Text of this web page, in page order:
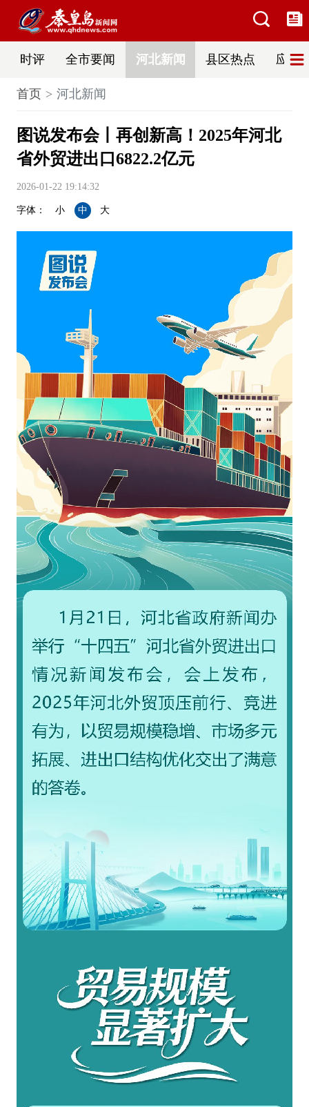
时评 全市要闻 河北新闻 县区热点 应急
首页 河北新闻
图说发布会丨再创新高！2025年河北
省外贸进出口6822.2亿元
2026-01-22 19:14:32
字体： 小 中 大